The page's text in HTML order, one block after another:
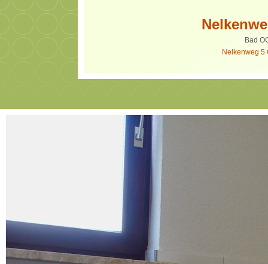
Bad
Nelkenweg 5